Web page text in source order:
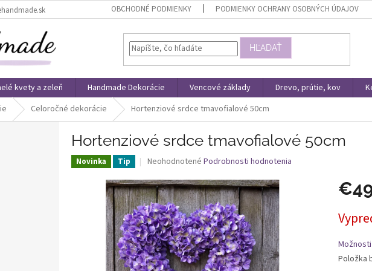
OBCHODNÉ PODMIENKY PODMIENKY OCHRANY OSOBNÝCH ÚDAJOV
HĽADAŤ
kvety a zeleň Handmade Dekorácie Vencové základy Drevo, prútie, kov
Celoročné dekorácie Hortenziové srdce tmavofialové 50cm
Hortenziové srdce tmavofialové 50cm
Novinka Tip
Priemerné
produktu
je
0,0
z
5
hviezdičiek.
Neohodnotené Podrobnosti hodnotenia
cena:
Položka